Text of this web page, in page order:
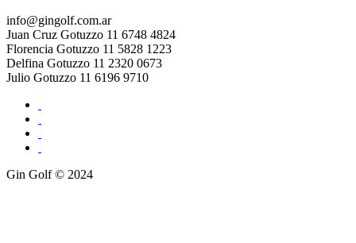
info@gingolf.com.ar
Juan Cruz Gotuzzo 11 6748 4824
Florencia Gotuzzo 11 5828 1223
Delfina Gotuzzo 11 2320 0673
Julio Gotuzzo 11 6196 9710
Gin Golf © 2024